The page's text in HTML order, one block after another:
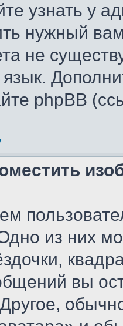
узнать у
нужный
не
язык.
phpBB
из них
вы